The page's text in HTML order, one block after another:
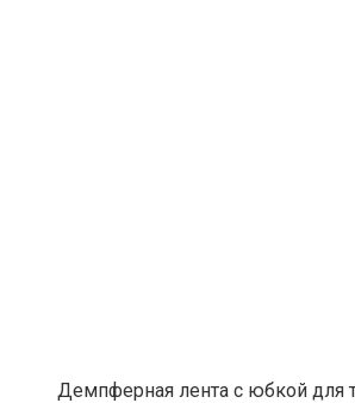
Демпферная лента с юбкой для